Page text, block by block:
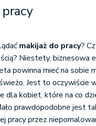
makijaż do pracy?
Niestety, biznesowa
powinna mieć na sobie
Jest to oczywiście
dla kobiet, które na co
prawdopodobne jest
pracy przez